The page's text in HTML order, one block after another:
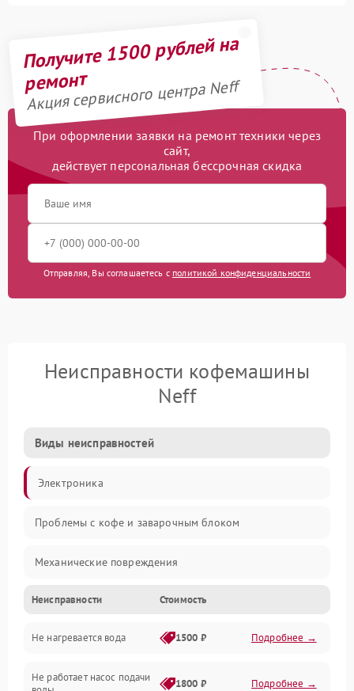
Получите 1500 рублей на
ремонт
Акция сервисного центра Neff
При оформлении заявки на ремонт техники через
сайт,
действует персональная бессрочная скидка
Отправляя, Вы соглашаетесь с политикой конфиденциальности
Неисправности кофемашины
Neff
Виды неисправностей
Электроника
Проблемы с кофе и заварочным блоком
Механические повреждения
Прочие неисправности
Включение и работа
Проблемы с водой
Неисправности Стоимость
Не нагревается вода 1500 ₽ Подробнее →
Не работает насос подачи
1800 ₽ Подробнее →